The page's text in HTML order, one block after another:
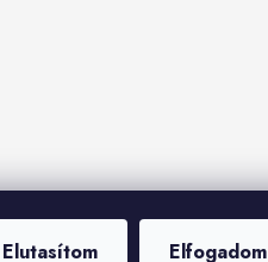
Elutasítom Elfogadom